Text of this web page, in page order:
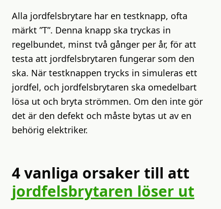
Alla jordfelsbrytare har en testknapp, ofta
märkt ”T”. Denna knapp ska tryckas in
regelbundet, minst två gånger per år, för att
testa att jordfelsbrytaren fungerar som den
ska. När testknappen trycks in simuleras ett
jordfel, och jordfelsbrytaren ska omedelbart
lösa ut och bryta strömmen. Om den inte gör
det är den defekt och måste bytas ut av en
behörig elektriker.
4 vanliga orsaker till att
jordfelsbrytaren löser ut